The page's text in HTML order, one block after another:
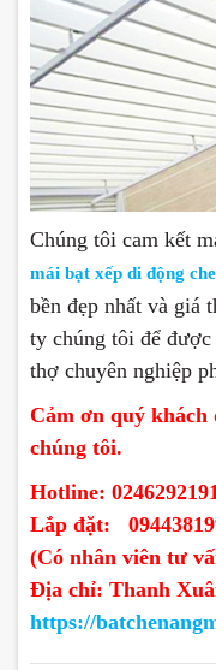
Chúng tôi cam kết
mái bạt xếp di động
bền đẹp nhất và giá
ty chúng tôi để
thợ chuyên nghiệp
Cảm ơn quý khách
chúng tôi.
Hotline:
Lắp đặt:
(Có nhân viên tư
Địa chỉ: Thanh
https://